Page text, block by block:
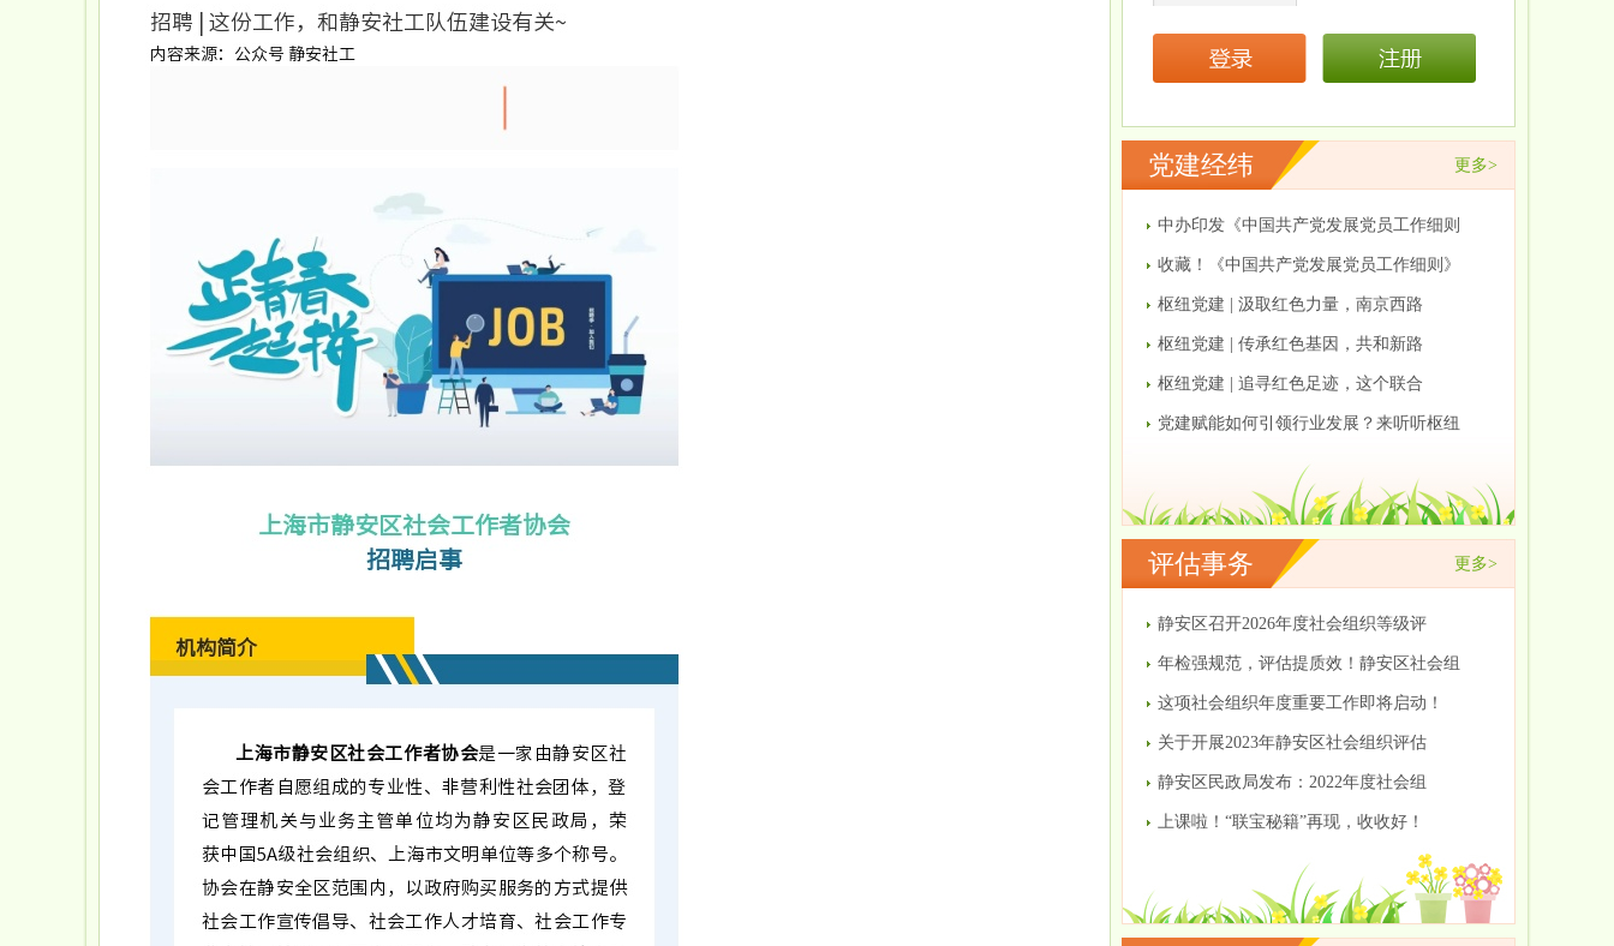
党建经纬 更多>
中办印发《中国共产党发展党员工作细则
收藏！《中国共产党发展党员工作细则》
枢纽党建 | 汲取红色力量，南京西路
枢纽党建 | 传承红色基因，共和新路
枢纽党建 | 追寻红色足迹，这个联合
党建赋能如何引领行业发展？来听听枢纽
评估事务 更多>
静安区召开2026年度社会组织等级评
年检强规范，评估提质效！静安区社会组
这项社会组织年度重要工作即将启动！
关于开展2023年静安区社会组织评估
静安区民政局发布：2022年度社会组
上课啦！“联宝秘籍”再现，收收好！